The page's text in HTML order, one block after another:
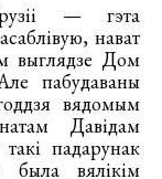
— гэта
нават
выглядзе Дом
пабудаваны
вядомым
Давідам
падарунак
вялікім